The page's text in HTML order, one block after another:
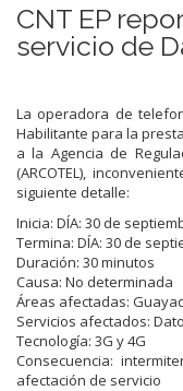
​CNT EP
servicio de
La operadora de
Habilitante para la
a la Agencia de
(ARCOTEL),
siguiente detalle:
Inicia: DÍA: 30 de
Termina: DÍA: 30 de
Duración: 30 minutos
Causa: No determinada
Áreas afectadas:
Servicios afectados:
Tecnología: 3G y 4G
Consecuencia:
afectación de servicio